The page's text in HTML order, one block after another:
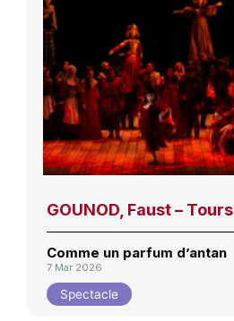
GOUNOD, Faust – Tours
Comme un parfum d’antan
7 Mar 2026
Spectacle